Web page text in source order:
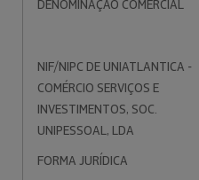
DENOMINAÇÃO COMERCIAL
NIF/NIPC DE UNIATLANTICA -
COMÉRCIO SERVIÇOS E
INVESTIMENTOS, SOC.
UNIPESSOAL, LDA
FORMA JURÍDICA